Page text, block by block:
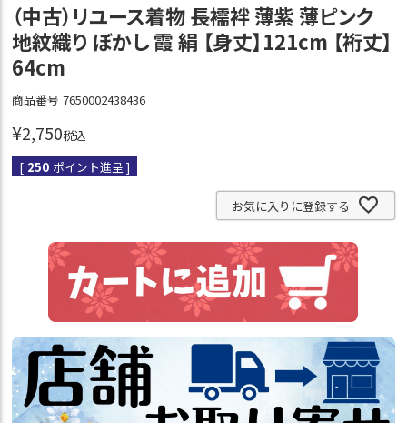
（中古）リユース着物 長襦袢 薄紫 薄ピンク
地紋織り ぼかし 霞 絹 【身丈】121cm 【裄丈】
64cm
商品番号 7650002438436
¥2,750税込
[ 250 ポイント進呈 ]
お気に入りに登録する